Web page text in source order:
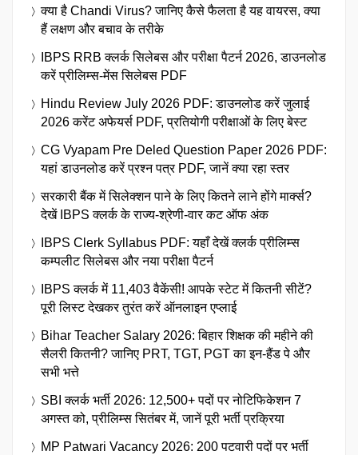
क्या है Chandi Virus? जानिए कैसे फैलता है यह वायरस, क्या
हैं लक्षण और बचाव के तरीके
IBPS RRB क्लर्क सिलेबस और परीक्षा पैटर्न 2026, डाउनलोड
करें प्रीलिम्स-मेंस सिलेबस PDF
Hindu Review July 2026 PDF: डाउनलोड करें जुलाई
2026 करेंट अफेयर्स PDF, प्रतियोगी परीक्षाओं के लिए बेस्ट
CG Vyapam Pre Deled Question Paper 2026 PDF:
यहां डाउनलोड करें प्रश्न पत्र PDF, जानें क्या रहा स्तर
सरकारी बैंक में सिलेक्शन पाने के लिए कितने लाने होंगे मार्क्स?
देखें IBPS क्लर्क के राज्य-श्रेणी-वार कट ऑफ अंक
IBPS Clerk Syllabus PDF: यहाँ देखें क्लर्क प्रीलिम्स
कम्पलीट सिलेबस और नया परीक्षा पैटर्न
IBPS क्लर्क में 11,403 वैकेंसी! आपके स्टेट में कितनी सीटें?
पूरी लिस्ट देखकर तुरंत करें ऑनलाइन एप्लाई
Bihar Teacher Salary 2026: बिहार शिक्षक की महीने की
सैलरी कितनी? जानिए PRT, TGT, PGT का इन-हैंड पे और
सभी भत्ते
SBI क्लर्क भर्ती 2026: 12,500+ पदों पर नोटिफिकेशन 7
अगस्त को, प्रीलिम्स सितंबर में, जानें पूरी भर्ती प्रक्रिया
MP Patwari Vacancy 2026: 200 पटवारी पदों पर भर्ती